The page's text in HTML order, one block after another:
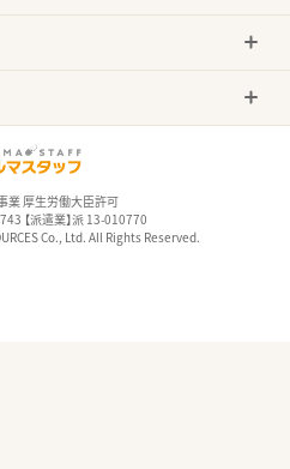
業 厚生労働大臣許可
【派遣業】派 13-010770
Co., Ltd. All Rights Reserved.